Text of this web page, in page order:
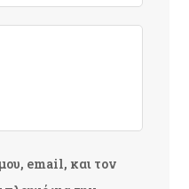
email, και τον